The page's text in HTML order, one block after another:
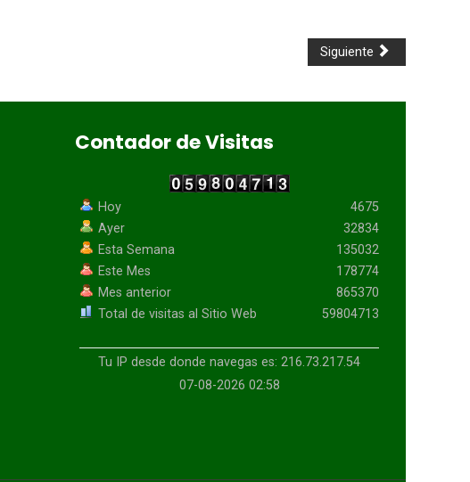
Siguiente
Contador de Visitas
Hoy
Ayer
Esta Semana
Este Mes
Mes anterior
Total de visitas al Sitio Web
4675
32834
135032
178774
865370
59804713
Tu IP desde donde navegas es: 216.73.217.54
07-08-2026 02:58